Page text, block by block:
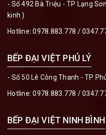
- Số 492 Bà Triệu - TP Lạng
kinh )
Hotline:0978.883.778 /
BẾP ĐẠI VIỆT PHỦ LÝ
- Số 50 Lê Công Thanh - TP
Hotline:0978.883.778 /
BẾP ĐẠI VIỆT NINH BÌNH